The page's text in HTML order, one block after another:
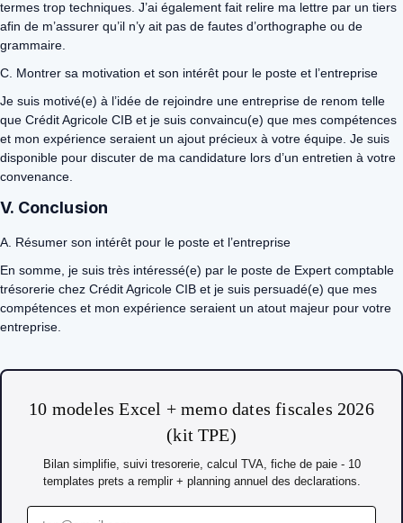
termes trop techniques. J’ai également fait relire ma lettre par un tiers
afin de m’assurer qu’il n’y ait pas de fautes d’orthographe ou de
grammaire.
C. Montrer sa motivation et son intérêt pour le poste et l’entreprise
Je suis motivé(e) à l’idée de rejoindre une entreprise de renom telle
que Crédit Agricole CIB et je suis convaincu(e) que mes compétences
et mon expérience seraient un ajout précieux à votre équipe. Je suis
disponible pour discuter de ma candidature lors d’un entretien à votre
convenance.
V. Conclusion
A. Résumer son intérêt pour le poste et l’entreprise
En somme, je suis très intéressé(e) par le poste de Expert comptable
trésorerie chez Crédit Agricole CIB et je suis persuadé(e) que mes
compétences et mon expérience seraient un atout majeur pour votre
entreprise.
10 modeles Excel + memo dates fiscales 2026
(kit TPE)
Bilan simplifie, suivi tresorerie, calcul TVA, fiche de paie - 10
templates prets a remplir + planning annuel des declarations.